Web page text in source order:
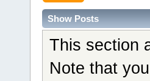
Show Posts
This section
Note that